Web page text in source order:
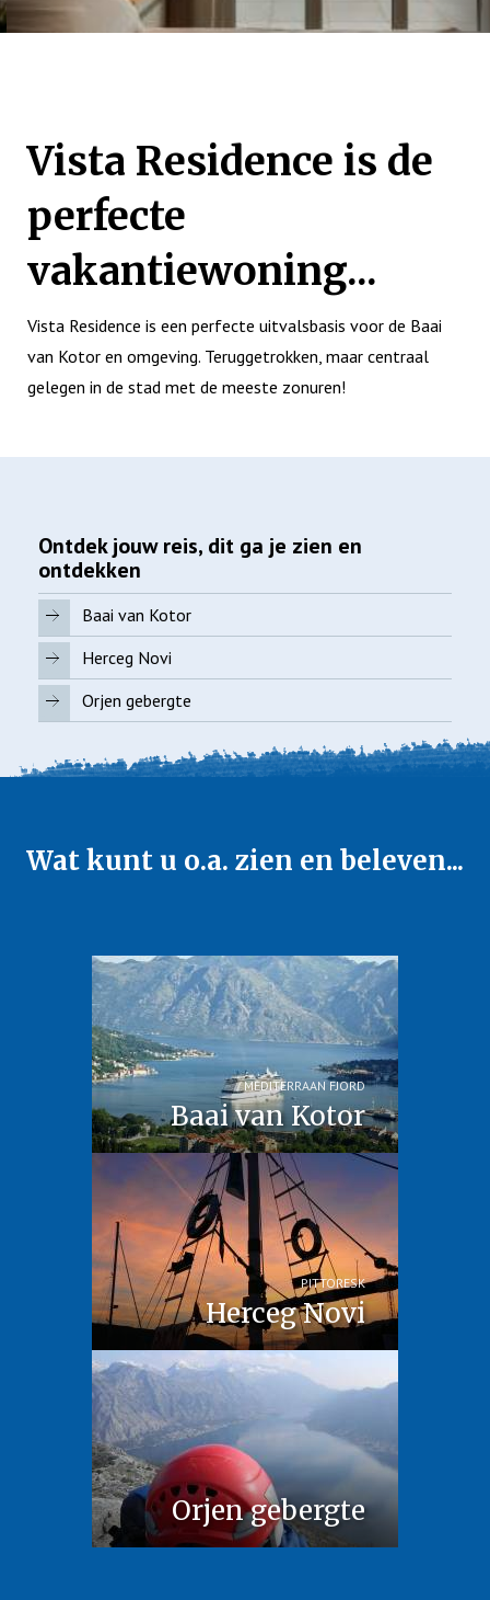
Vista Residence is de
perfecte
vakantiewoning...
Vista Residence is een perfecte uitvalsbasis voor de Baai
van Kotor en omgeving. Teruggetrokken, maar centraal
gelegen in de stad met de meeste zonuren!
Ontdek jouw reis, dit ga je zien en
ontdekken
Baai van Kotor
Herceg Novi
Orjen gebergte
Wat kunt u o.a. zien en beleven...
Baai van Kotor
MEDITERRAAN FJORD
Herceg Novi
PITTORESK
Orjen gebergte